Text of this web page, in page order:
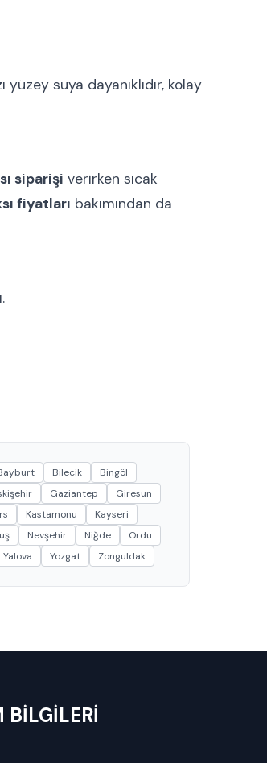
suya dayanıklıdır, kolay
siparişi verirken sıcak
fiyatları bakımından da
Bilecik
Bingöl
Gaziantep
Giresun
Kastamonu
Kayseri
Nevşehir Niğde
Ordu
Yalova Yozgat Zonguldak
BİLGİLERİ